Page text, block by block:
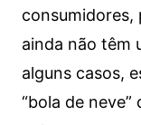
consumidores,
ainda não têm
alguns casos,
“bola de